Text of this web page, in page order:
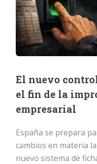
El nuevo
el fin de la
empresarial
España se prepara
cambios en materia
nuevo sistema de